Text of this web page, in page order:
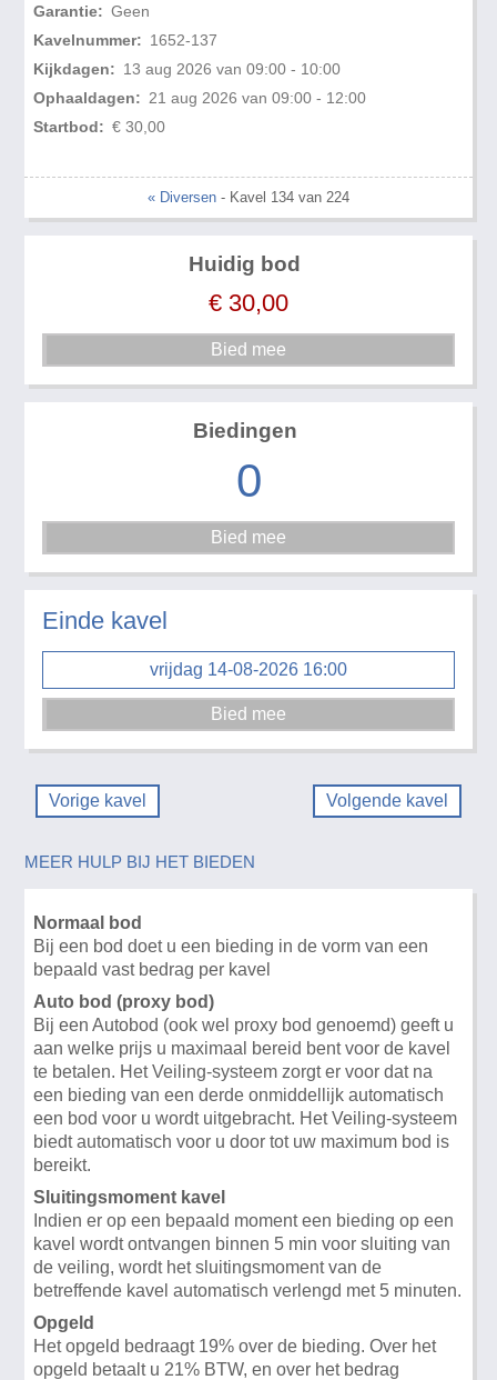
Garantie: Geen
Kavelnummer: 1652-137
Kijkdagen: 13 aug 2026 van 09:00 - 10:00
Ophaaldagen: 21 aug 2026 van 09:00 - 12:00
Startbod: € 30,00
« Diversen - Kavel 134 van 224
Huidig bod
€ 30,00
Biedingen
0
Einde kavel
vrijdag 14-08-2026 16:00
Vorige kavel Volgende kavel
MEER HULP BIJ HET BIEDEN
Normaal bod
Bij een bod doet u een bieding in de vorm van een
bepaald vast bedrag per kavel
Auto bod (proxy bod)
Bij een Autobod (ook wel proxy bod genoemd) geeft u
aan welke prijs u maximaal bereid bent voor de kavel
te betalen. Het Veiling-systeem zorgt er voor dat na
een bieding van een derde onmiddellijk automatisch
een bod voor u wordt uitgebracht. Het Veiling-systeem
biedt automatisch voor u door tot uw maximum bod is
bereikt.
Sluitingsmoment kavel
Indien er op een bepaald moment een bieding op een
kavel wordt ontvangen binnen 5 min voor sluiting van
de veiling, wordt het sluitingsmoment van de
betreffende kavel automatisch verlengd met 5 minuten.
Opgeld
Het opgeld bedraagt 19% over de bieding. Over het
opgeld betaalt u 21% BTW, en over het bedrag